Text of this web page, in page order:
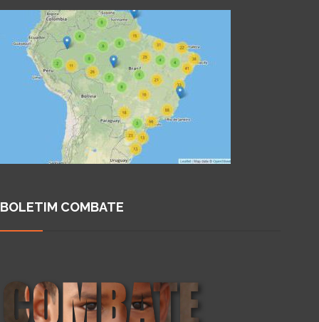
BOLETIM COMBATE